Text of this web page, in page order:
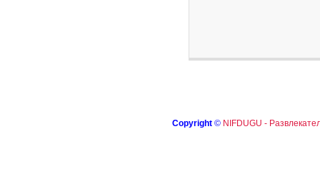
Copyright © NIFDUGU -